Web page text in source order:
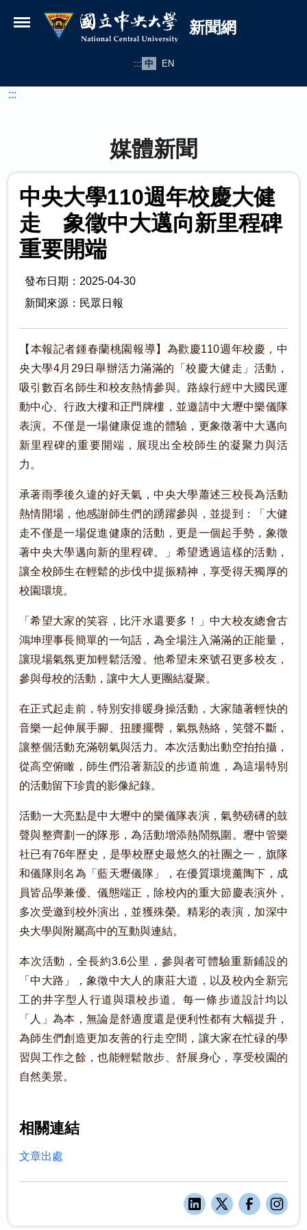
國立中央大學新聞網
新聞網
::: 中 EN
:::
媒體新聞
中央大學110週年校慶大健
走 象徵中大邁向新里程碑
重要開端
發布日期：2025-04-30
新聞來源：民眾日報
【本報記者鍾春蘭桃園報導】為歡慶110週年校慶，中
央大學4月29日舉辦活力滿滿的「校慶大健走」活動，
吸引數百名師生和校友熱情參與。路線行經中大國民運
動中心、行政大樓和正門牌樓，並邀請中大壢中樂儀隊
表演。不僅是一場健康促進的體驗，更象徵著中大邁向
新里程碑的重要開端，展現出全校師生的凝聚力與活
力。
承著雨季後久違的好天氣，中央大學蕭述三校長為活動
熱情開場，他感謝師生們的踴躍參與，並提到：「大健
走不僅是一場促進健康的活動，更是一個起手勢，象徵
著中央大學邁向新的里程碑。」希望透過這樣的活動，
讓全校師生在輕鬆的步伐中提振精神，享受得天獨厚的
校園環境。
「希望大家的笑容，比汗水還要多！」中大校友總會古
鴻坤理事長簡單的一句話，為全場注入滿滿的正能量，
讓現場氣氛更加輕鬆活潑。他希望未來號召更多校友，
參與母校的活動，讓中大人更團結凝聚。
在正式起走前，特別安排暖身操活動，大家隨著輕快的
音樂一起伸展手腳、扭腰擺臀，氣氛熱絡，笑聲不斷，
讓整個活動充滿朝氣與活力。本次活動出動空拍拍攝，
從高空俯瞰，師生們沿著新設的步道前進，為這場特別
的活動留下珍貴的影像紀錄。
活動一大亮點是中大壢中的樂儀隊表演，氣勢磅礡的鼓
聲與整齊劃一的隊形，為活動增添熱鬧氛圍。壢中管樂
社已有76年歷史，是學校歷史最悠久的社團之一，旗隊
和儀隊則名為「藍天壢儀隊」，在優質環境薰陶下，成
員皆品學兼優、儀態端正，除校內的重大節慶表演外，
多次受邀到校外演出，並獲殊榮。精彩的表演，加深中
央大學與附屬高中的互動與連結。
本次活動，全長約3.6公里，參與者可體驗重新鋪設的
「中大路」，象徵中大人的康莊大道，以及校內全新完
工的井字型人行道與環校步道。每一條步道設計均以
「人」為本，無論是舒適度還是便利性都有大幅提升，
為師生們創造更加友善的行走空間，讓大家在忙碌的學
習與工作之餘，也能輕鬆散步、舒展身心，享受校園的
自然美景。
相關連結
文章出處